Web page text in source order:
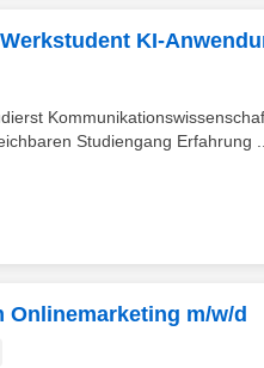
KI-
Studiengang Erfahrung ...
m/w/d